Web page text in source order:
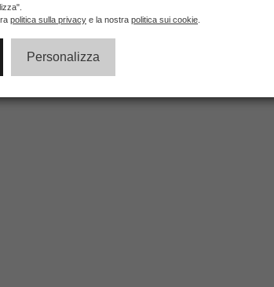
politica sulla privacy e la nostra politica sui cookie
Personalizza